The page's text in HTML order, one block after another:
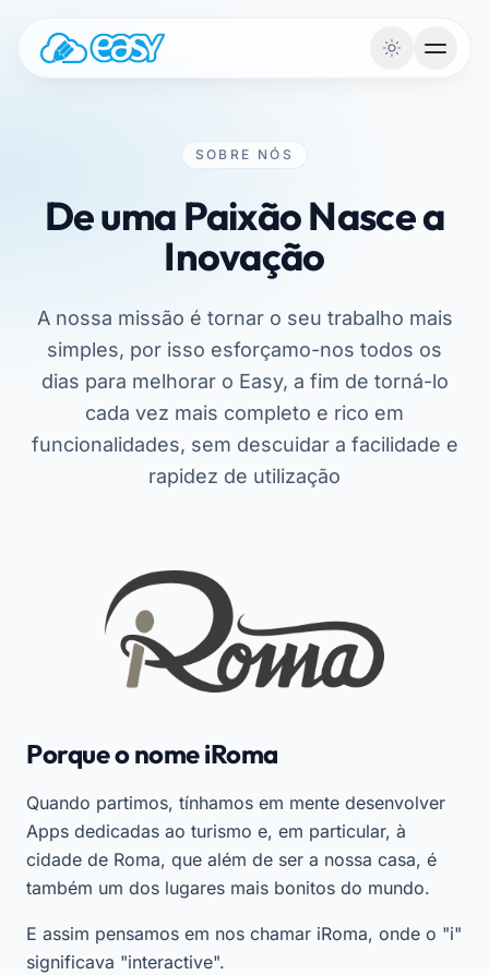
SOBRE NÓS
De uma Paixão Nasce a
Inovação
A nossa missão é tornar o seu trabalho mais
simples, por isso esforçamo-nos todos os
dias para melhorar o Easy, a fim de torná-lo
cada vez mais completo e rico em
funcionalidades, sem descuidar a facilidade e
rapidez de utilização
Porque o nome iRoma
Quando partimos, tínhamos em mente desenvolver
Apps dedicadas ao turismo e, em particular, à
cidade de Roma, que além de ser a nossa casa, é
também um dos lugares mais bonitos do mundo.
E assim pensamos em nos chamar iRoma, onde o "i"
significava "interactive".